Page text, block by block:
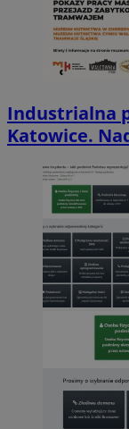
Industrialna
Katowice.